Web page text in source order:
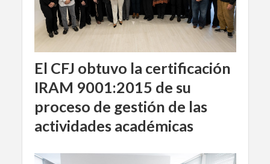
El CFJ obtuvo la certificación
IRAM 9001:2015 de su
proceso de gestión de las
actividades académicas